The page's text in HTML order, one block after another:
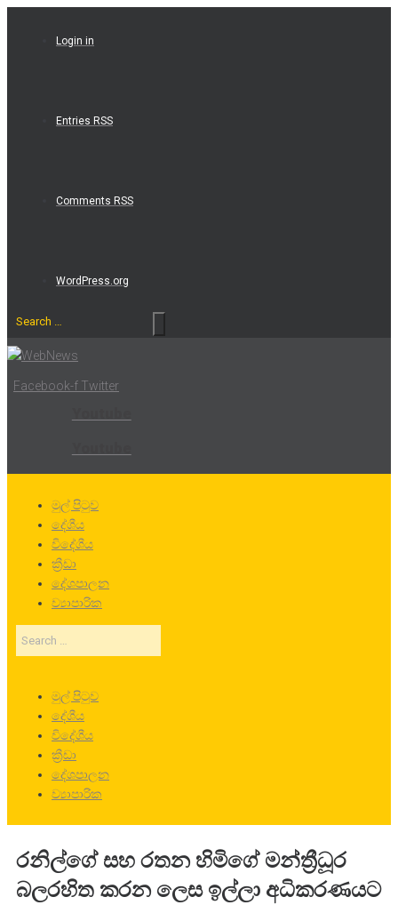
Login in
Entries RSS
Comments RSS
WordPress.org
Search
Facebook-f Twitter
මුල් පිටුව
දේශීය
විදේශීය
ක්‍රීඩා
දේශපාලන
ව්‍යාපාරික
Search
…
මුල් පිටුව
දේශීය
විදේශීය
ක්‍රීඩා
දේශපාලන
ව්‍යාපාරික
රනිල්ගේ සහ රතන හිමිගේ මන්ත්‍රීධූර
බලරහිත කරන ලෙස ඉල්ලා අධිකරණයට